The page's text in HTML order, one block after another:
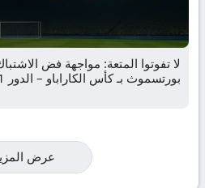
لا تفوتوا المتعة: مواجهة فض
بورتسموث بـ كأس الكاراباو – الدور 1
عرض